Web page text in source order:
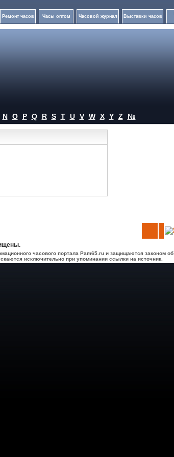
Ремонт часов Часы оптом Часовой журнал Выставки часов
N O P Q R S T U V W X Y Z №
часового портала Pam65.ru и защищаются законом об
исключительно при упоминании ссылки на источник.